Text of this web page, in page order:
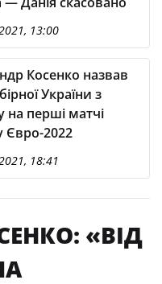
13:00
Косенко назвав
України з
на перші матчі
Євро-2022
18:41
«ВІД